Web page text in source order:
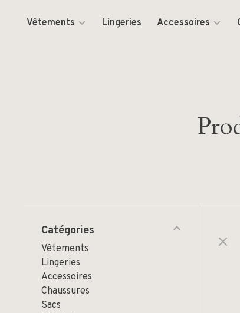
Vêtements Lingeries Accessoires
Catégories
Vêtements
Lingeries
Accessoires
Chaussures
Sacs